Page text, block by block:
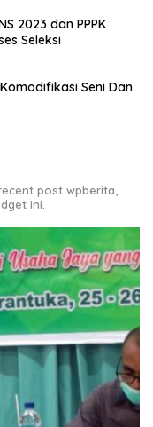
2023 dan PPPK
Seleksi
Seni Dan
post wpberita,
ini.